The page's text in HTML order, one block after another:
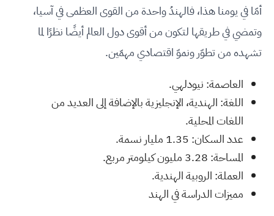
أمّا في يومنا هذا، فالهندُ واحدة من القوى العظمى في آسيا،
وتمضي في طريقها لتكون من أقوى دول العالم أيضًا نظرًا لما
تشهده من تطوّر ونموّ اقتصادي مهمّين.
العاصمة: نيودلهي.
اللغة: الهندية، الإنجليزية بالإضافة إلى العديد من
اللغات المحلية.
عدد السكان: 1.35 مليار نسمة.
المساحة: 3.28 مليون كيلومتر مربع.
العملة: الروبية الهندية.
مميزات الدراسة في الهند